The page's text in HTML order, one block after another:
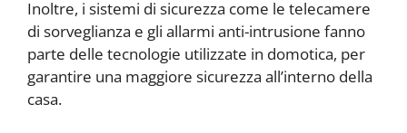
Inoltre, i sistemi di sicurezza come le telecamere
di sorveglianza e gli allarmi anti-intrusione fanno
parte delle tecnologie utilizzate in domotica, per
garantire una maggiore sicurezza all’interno della
casa.